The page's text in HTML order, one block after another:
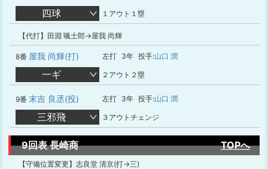
四球 １アウト１塁
【代打】田淵 颯士郎→屋我 尚輝
8番 屋我 尚輝(打) 左打 3年 投手:山口 潤
一ギ ２アウト２塁
9番 末吉 良丞(投) 左打 3年 投手:山口 潤
三邪飛 ３アウトチェンジ
9回表 長崎商 TOPへ
【守備位置変更】志良堂 清京(打→三)